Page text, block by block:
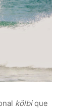
kölbique